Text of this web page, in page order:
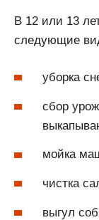
В 12 или 13
следующие
уборка
сбор
мойка
чистка
выгул